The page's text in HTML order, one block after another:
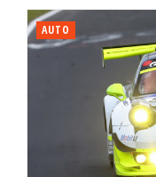
AUTO